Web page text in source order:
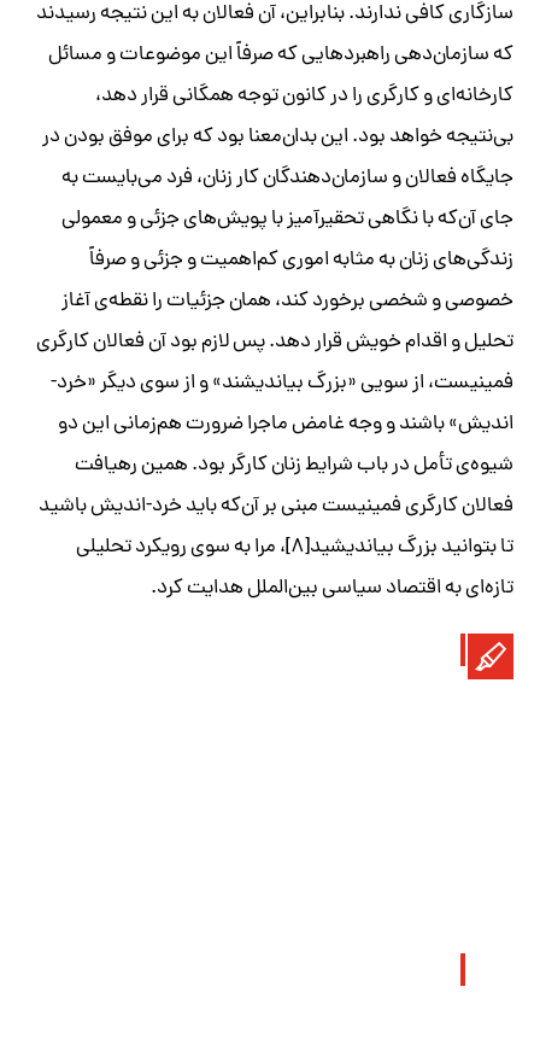
سازگاری کافی ندارند. بنابراین، آن فعالان به این نتیجه رسیدند
که سازمان‌دهی راهبردهایی که صرفاً این موضوعات و مسائل
کارخانه‌ای و کارگری را در کانون توجه همگانی قرار دهد،
بی‌نتیجه خواهد بود. این بدان‌معنا بود که برای موفق بودن در
جایگاه فعالان و سازمان‌دهندگان کار زنان، فرد می‌بایست به
جای آن‌که با نگاهی تحقیرآمیز با پویش‌های جزئی و معمولی
زندگی‌های زنان به مثابه اموری کم‌اهمیت و جزئی و صرفاً
خصوصی و شخصی برخورد کند، همان جزئیات را نقطه‌ی آغاز
تحلیل و اقدام خویش قرار دهد. پس لازم بود آن فعالان کارگری
فمینیست، از سویی «بزرگ بیاندیشند» و از سوی دیگر «خرد-‌
اندیش» باشند و وجه غامض ماجرا ضرورت هم‌زمانی این دو
شیوه‌ی تأمل در باب شرایط زنان کارگر بود. همین رهیافت
فعالان کارگری فمینیست مبنی بر آن‌که باید خرد-‌اندیش باشید
تا بتوانید بزرگ بیاندیشید[۸]، مرا به سوی رویکرد تحلیلی
تازه‌ای به اقتصاد سیاسی بین‌الملل هدایت کرد.